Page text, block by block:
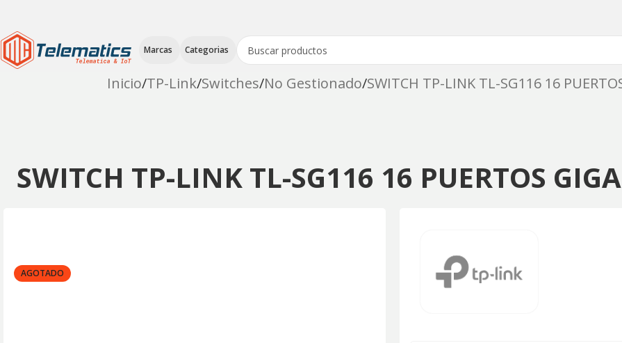
Marcas Categorias
Inicio TP-Link Switches No Gestionado SWITCH TP-LINK TL-SG116 16
SWITCH TP-LINK TL-SG116 16 PUERTOS
AGOTADO